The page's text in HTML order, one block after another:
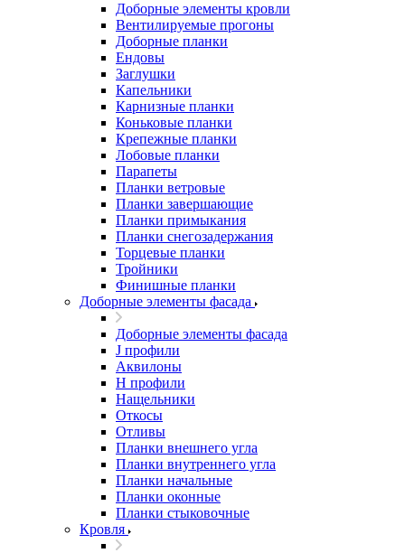
Доборные элементы кровли
Вентилируемые прогоны
Доборные планки
Ендовы
Заглушки
Капельники
Карнизные планки
Коньковые планки
Крепежные планки
Лобовые планки
Парапеты
Планки ветровые
Планки завершающие
Планки примыкания
Планки снегозадержания
Торцевые планки
Тройники
Финишные планки
Доборные элементы фасада
Доборные элементы фасада
J профили
Аквилоны
Н профили
Нащельники
Откосы
Отливы
Планки внешнего угла
Планки внутреннего угла
Планки начальные
Планки оконные
Планки стыковочные
Кровля